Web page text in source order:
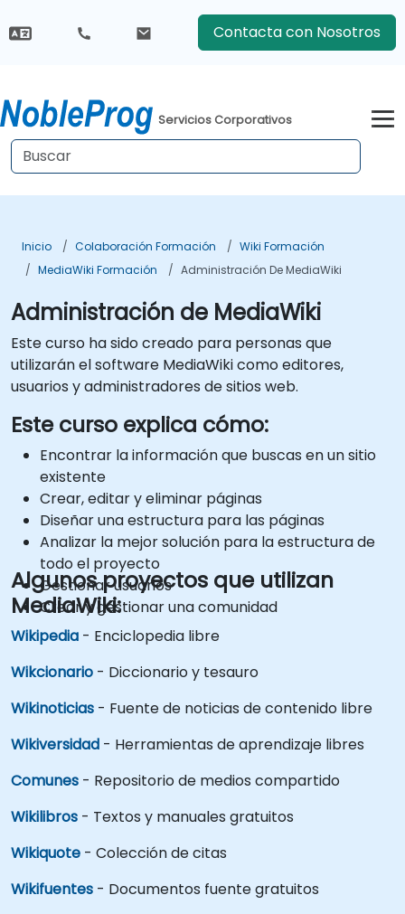
Contacta con Nosotros
Servicios Corporativos
Inicio Colaboración Formación
Wiki Formación
MediaWiki Formación
Administración De MediaWiki
Administración de MediaWiki
Este curso ha sido creado para personas que
utilizarán el software MediaWiki como editores,
usuarios y administradores de sitios web.
Este curso explica cómo:
Encontrar la información que buscas en un sitio
existente
Crear, editar y eliminar páginas
Diseñar una estructura para las páginas
Analizar la mejor solución para la estructura de
todo el proyecto
Gestionar usuarios
Crear y gestionar una comunidad
Algunos proyectos que utilizan
MediaWiki:
Wikipedia - Enciclopedia libre
Wikcionario - Diccionario y tesauro
Wikinoticias - Fuente de noticias de contenido libre
Wikiversidad - Herramientas de aprendizaje libres
Comunes - Repositorio de medios compartido
Wikilibros - Textos y manuales gratuitos
Wikiquote - Colección de citas
Wikifuentes - Documentos fuente gratuitos